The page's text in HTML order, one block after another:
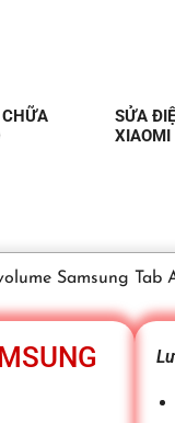
SỬA
XIAOMI
Samsung Tab